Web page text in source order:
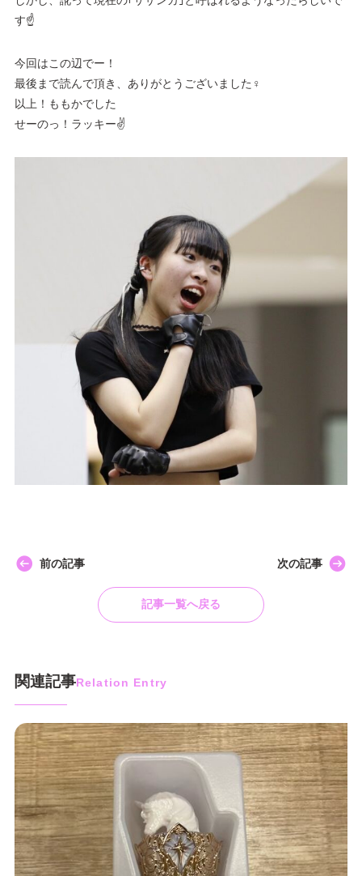
す☝‪‪
今回はこの辺でー！
最後まで読んで頂き、ありがとうございました‍♀️
以上！ももかでした
せーのっ！ラッキー✌
前の記事
記事一覧へ戻る
次の記事
関連記事Relation Entry